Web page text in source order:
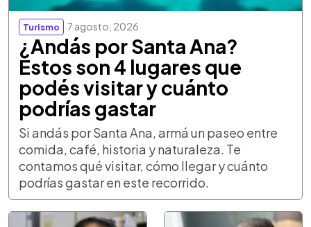
Turismo 7 agosto, 2026
¿Andás por Santa Ana?
Estos son 4 lugares que
podés visitar y cuánto
podrías gastar
Si andás por Santa Ana, armá un paseo entre
comida, café, historia y naturaleza. Te
contamos qué visitar, cómo llegar y cuánto
podrías gastar en este recorrido.